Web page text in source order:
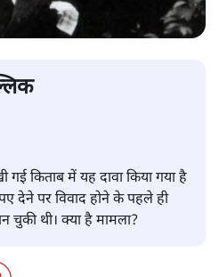
गई किताब में यह दावा किया गया है
देने पर विवाद होने के पहले ही
चुकी थी। क्या है मामला?